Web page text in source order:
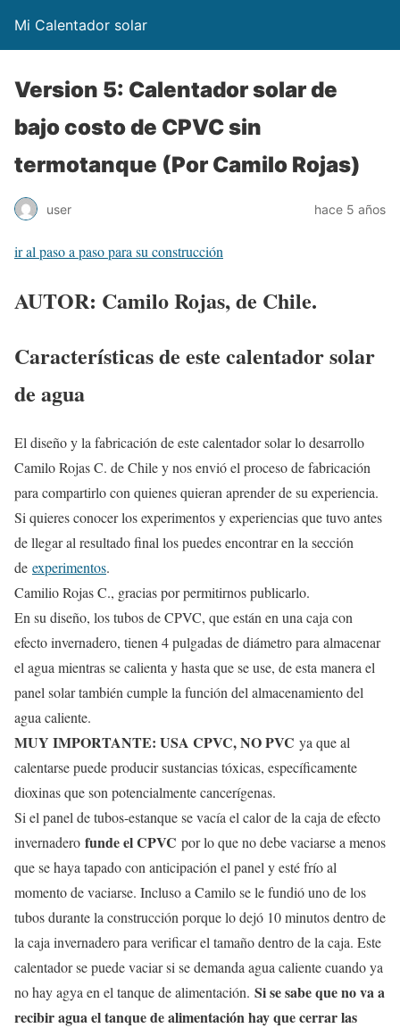
Mi Calentador solar
Version 5: Calentador solar de
bajo costo de CPVC sin
termotanque (Por Camilo Rojas)
user hace 5 años
ir al paso a paso para su construcción
AUTOR: Camilo Rojas, de Chile.
Características de este calentador solar
de agua
El diseño y la fabricación de este calentador solar lo desarrollo
Camilo Rojas C. de Chile y nos envió el proceso de fabricación
para compartirlo con quienes quieran aprender de su experiencia.
Si quieres conocer los experimentos y experiencias que tuvo antes
de llegar al resultado final los puedes encontrar en la sección
de experimentos.
Camilio Rojas C., gracias por permitirnos publicarlo.
En su diseño, los tubos de CPVC, que están en una caja con
efecto invernadero, tienen 4 pulgadas de diámetro para almacenar
el agua mientras se calienta y hasta que se use, de esta manera el
panel solar también cumple la función del almacenamiento del
agua caliente.
MUY IMPORTANTE: USA CPVC, NO PVC ya que al
calentarse puede producir sustancias tóxicas, específicamente
dioxinas que son potencialmente cancerígenas.
Si el panel de tubos-estanque se vacía el calor de la caja de efecto
invernadero funde el CPVC por lo que no debe vaciarse a menos
que se haya tapado con anticipación el panel y esté frío al
momento de vaciarse. Incluso a Camilo se le fundió uno de los
tubos durante la construcción porque lo dejó 10 minutos dentro de
la caja invernadero para verificar el tamaño dentro de la caja. Este
calentador se puede vaciar si se demanda agua caliente cuando ya
no hay agya en el tanque de alimentación. Si se sabe que no va a
recibir agua el tanque de alimentación hay que cerrar las